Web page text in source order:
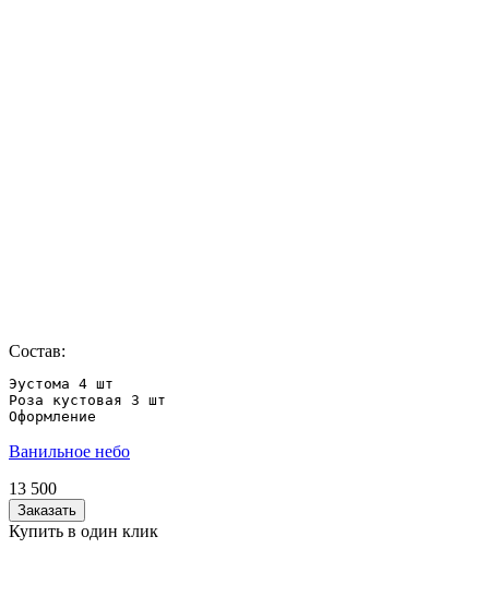
Состав:
Эустома 4 шт
Роза кустовая 3 шт
Оформление
Ванильное небо
13 500
Заказать
Купить в один клик